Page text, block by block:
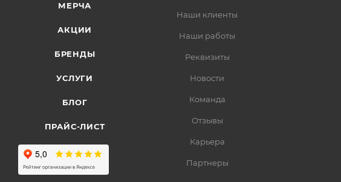
МЕРЧА
АКЦИИ
БРЕНДЫ
УСЛУГИ
БЛОГ
ПРАЙС-ЛИСТ
Наши клиенты
Наши работы
Реквизиты
Новости
Команда
Отзывы
Карьера
Партнеры